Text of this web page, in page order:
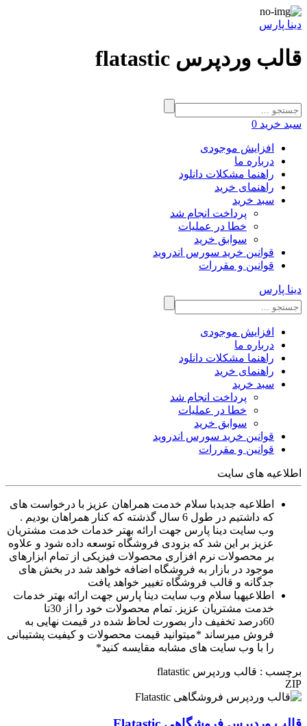
دینا پارس
قالب وردپرس flatastic
سبد خرید 0
افزایش موجودی
درباره ما
راهنما مشکلات دانلود
راهنمای خرید
سبد خرید
پرداخت انجام شد
خطا در عملیات
سوابق خرید
قوانین خرید سورس اندروید
قوانین و مقررات
دینا پارس
افزایش موجودی
درباره ما
راهنما مشکلات دانلود
راهنمای خرید
سبد خرید
پرداخت انجام شد
خطا در عملیات
سوابق خرید
قوانین خرید سورس اندروید
قوانین و مقررات
اطلاعیه های سایت
اطلاعیه جدیدبا سلام خدمت همراهان عزیز با درخواست های
که داشتیم در طول 6 سال گذشته که کنار همراهان بودیم .
وب سایت دینا پارس جهت ارائه بهتر خدمات خدمت مشتریان
عزیز بر این شد که بزودی فروشگاه توسعه داده شود و علاوه
بر محصولات نرم افزاری محصولات فیزیکی از تمام ابزارهای
موجود در بازار به فروشگاه اضافه خواهد شد در بخش های
جدگانه و قالب فروشگاه تغییر خواهد یافت
اطلاعیهبا سلام وب سایت دینا پارس جهت ارائه بهتر خدمات
خدمت مشتریان عزیز. تمام محصولات خود را از 30تا
60درصد تخفیف دار بصورت لحاظ شده در قیمت نهایی به
فروش میرساند *میتوانید قیمت محصولات و کیفیت پشتیبانی
را با وب سایت های مشابه مقایسه کنید*
برچسب : قالب وردپرس flatastic
ZIP